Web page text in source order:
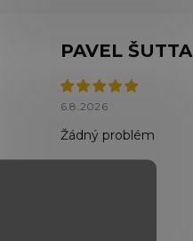
PAVEL ŠUTTA
6.8.2026
Žádný problém